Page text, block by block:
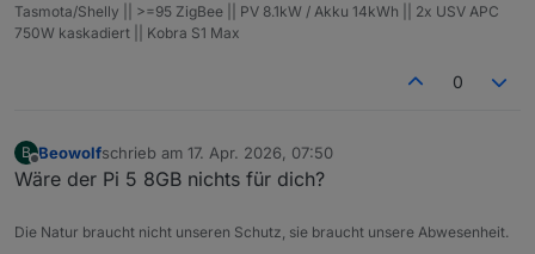
Tasmota/Shelly || >=95 ZigBee || PV 8.1kW / Akku 14kWh || 2x USV APC
750W kaskadiert || Kobra S1 Max
0
B
Offline
Beowolfschrieb am 17. Apr. 2026, 07:50
zuletzt editiert von
Wäre der Pi 5 8GB nichts für dich?
Die Natur braucht nicht unseren Schutz, sie braucht unsere Abwesenheit.